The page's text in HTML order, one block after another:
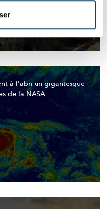
à l'abri un gigantesque
de la NASA